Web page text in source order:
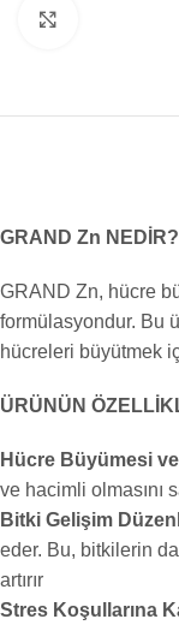
GRAND Zn NEDİR?
GRAND Zn, hücre
formülasyondur. Bu
hücreleri büyütmek
ÜRÜNÜN
Hücre Büyümesi
ve hacimli olmasını
Bitki Gelişim
eder. Bu, bitkilerin
artırır
Stres Koşullarına